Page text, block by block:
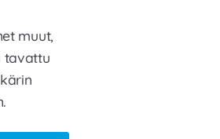
muut,
tavattu